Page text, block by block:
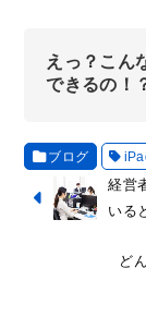
えっ？こん
できるの！
ブログ
経営
いる
ど